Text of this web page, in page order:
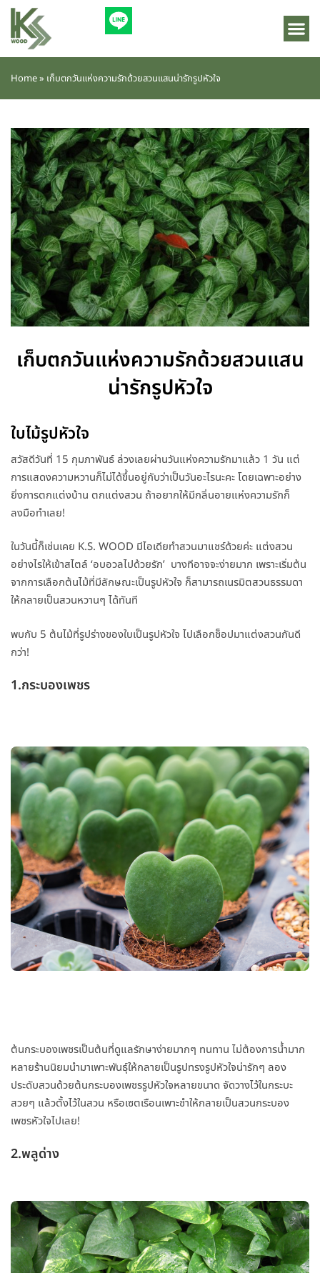
Home» เก็บตกวันแห่งความรักด้วยสวนแสนน่ารักรูปหัวใจ
เก็บตกวันแห่งความรักด้วยสวนแสน
น่ารักรูปหัวใจ
ใบไม้รูปหัวใจ
สวัสดีวันที่ 15 กุมภาพันธ์ ล่วงเลยผ่านวันแห่งความรักมาแล้ว 1 วัน แต่
การแสดงความหวานก็ไม่ได้ขึ้นอยู่กับว่าเป็นวันอะไรนะคะ โดยเฉพาะอย่าง
ยิ่งการตกแต่งบ้าน ตกแต่งสวน ถ้าอยากให้มีกลิ่นอายแห่งความรักก็
ลงมือทำเลย!
ในวันนี้ก็เช่นเคย K.S. WOOD มีไอเดียทำสวนมาแชร์ด้วยค่ะ แต่งสวน
อย่างไรให้เข้าสไตล์ ‘อบอวลไปด้วยรัก’ บางทีอาจจะง่ายมาก เพราะเริ่มต้น
จากการเลือกต้นไม้ที่มีลักษณะเป็นรูปหัวใจ ก็สามารถเนรมิตสวนธรรมดา
ให้กลายเป็นสวนหวานๆ ได้ทันที
พบกับ 5 ต้นไม้ที่รูปร่างของใบเป็นรูปหัวใจ ไปเลือกช็อปมาแต่งสวนกันดี
กว่า!
1.กระบองเพชร
ต้นกระบองเพชรเป็นต้นที่ดูแลรักษาง่ายมากๆ ทนทาน ไม่ต้องการน้ำมาก
หลายร้านนิยมนำมาเพาะพันธุ์ให้กลายเป็นรูปทรงรูปหัวใจน่ารักๆ ลอง
ประดับสวนด้วยต้นกระบองเพชรรูปหัวใจหลายขนาด จัดวางไว้ในกระบะ
สวยๆ แล้วตั้งไว้ในสวน หรือเซตเรือนเพาะชำให้กลายเป็นสวนกระบอง
เพชรหัวใจไปเลย!
2.พลูด่าง